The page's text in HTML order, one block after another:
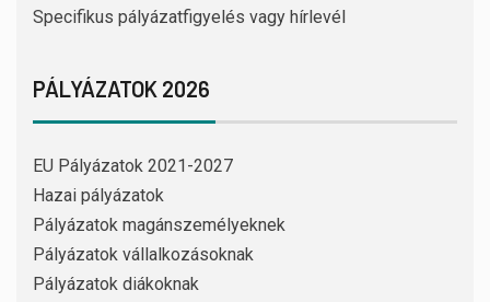
Specifikus pályázatfigyelés vagy hírlevél
PÁLYÁZATOK 2026
EU Pályázatok 2021-2027
Hazai pályázatok
Pályázatok magánszemélyeknek
Pályázatok vállalkozásoknak
Pályázatok diákoknak